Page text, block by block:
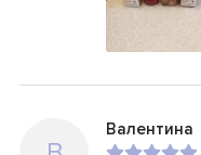
Валентина